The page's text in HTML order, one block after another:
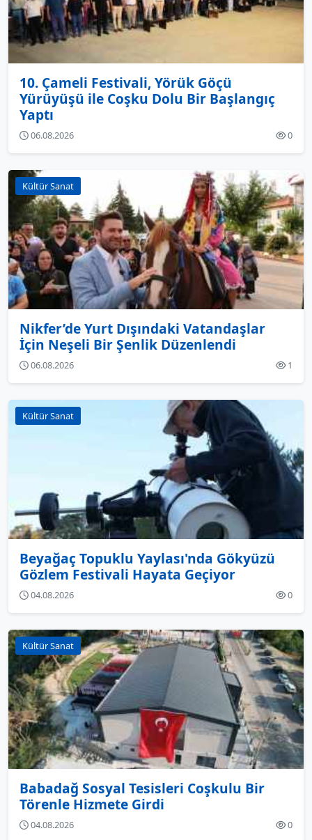
10. Çameli Festivali, Yörük Göçü
Yürüyüşü ile Coşku Dolu Bir Başlangıç
Yaptı
06.08.2026 0
Kültür Sanat
Nikfer’de Yurt Dışındaki Vatandaşlar
İçin Neşeli Bir Şenlik Düzenlendi
06.08.2026 1
Kültür Sanat
Beyağaç Topuklu Yaylası'nda Gökyüzü
Gözlem Festivali Hayata Geçiyor
04.08.2026 0
Kültür Sanat
Babadağ Sosyal Tesisleri Coşkulu Bir
Törenle Hizmete Girdi
04.08.2026 0